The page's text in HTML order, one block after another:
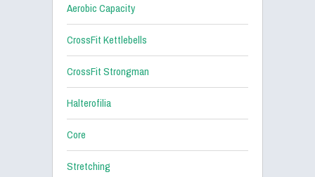
Aerobic Capacity
CrossFit Kettlebells
CrossFit Strongman
Halterofilia
Core
Stretching